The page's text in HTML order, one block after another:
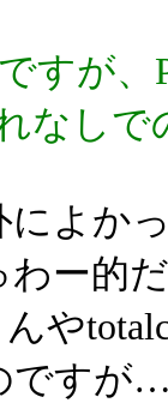
すが
なし
によか
ー的
や
ですが